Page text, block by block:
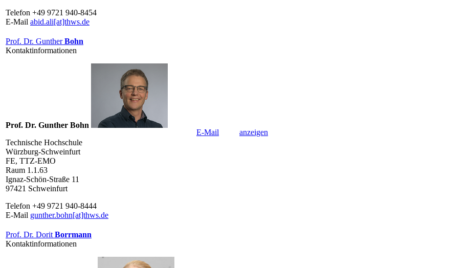
Telefon +49 9721 940-8454
E-Mail abid.ali[at]thws.de
Prof. Dr. GuntherBohn
Kontaktinformationen
Prof. Dr. Gunther Bohn
Technische Hochschule
Würzburg-Schweinfurt
FE, TTZ-EMO
Raum 1.1.63
Ignaz-Schön-Straße 11
97421 Schweinfurt
Telefon +49 9721 940-8444
E-Mail gunther.bohn[at]thws.de
E-Mail anzeigen
Prof. Dr. Dorit Borrmann
Kontaktinformationen